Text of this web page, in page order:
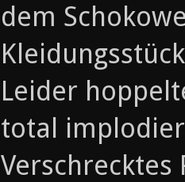
dem
Leider
total